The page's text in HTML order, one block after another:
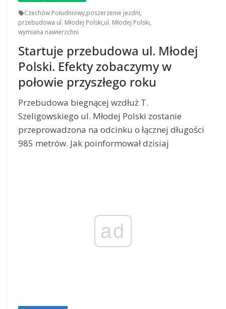
Czechów Południowy,poszerzenie jezdni,
przebudowa ul. Młodej Polski,ul. Młodej Polski,
wymiana nawierzchni
Startuje przebudowa ul. Młodej
Polski. Efekty zobaczymy w
połowie przyszłego roku
Przebudowa biegnącej wzdłuż T.
Szeligowskiego ul. Młodej Polski zostanie
przeprowadzona na odcinku o łącznej długości
985 metrów. Jak poinformował dzisiaj
ad